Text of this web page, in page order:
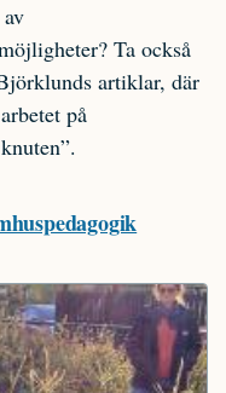
Ta också
artiklar, där
på